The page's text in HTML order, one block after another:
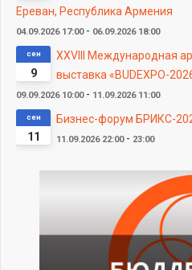
Ереван, Республика Армения
04.09.2026 17:00 - 06.09.2026 18:00
9
сен
XXVIII Международная
выставка «BUDEXPO-
09.09.2026 10:00 - 11.09.2026 11:00
11
сен Бизнес-форум БРИКС-
11.09.2026 22:00 - 23:00